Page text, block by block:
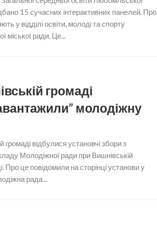
15 сучасних інтерактивних панелей. Про
у відділі освіти, молоді та спорту
міської ради. Це...
громаді
молодіжну
громаді відбулися установчі збори з
Молодіжної ради при Вишнівській
Про це повідомили на сторінці установи у
рада...